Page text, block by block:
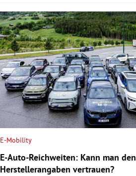
Untermenü
Untermenü
E-Mobility
E-Auto-Reichweiten: Kann man den
Herstellerangaben vertrauen?